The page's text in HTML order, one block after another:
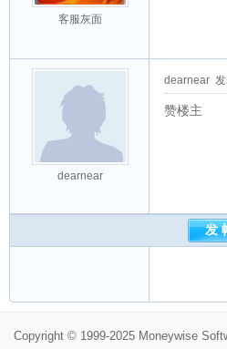
客服灰面
dearnear
dearnear
赞楼主
Copyright © 1999-2025 Moneywise